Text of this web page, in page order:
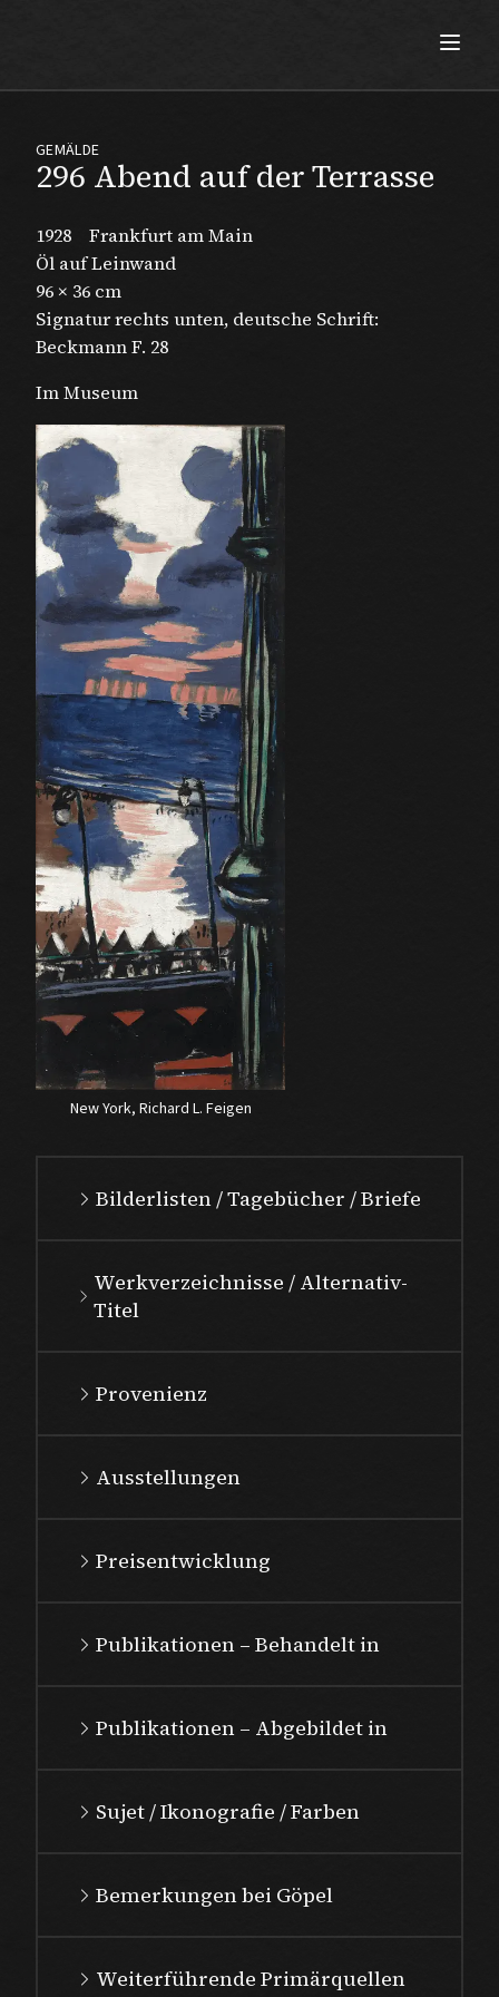
New York, Richard L. Feigen
296 Abend auf der Terrasse
GEMÄLDE
1928
Frankfurt am Main
Öl auf Leinwand
96 × 36 cm
Signatur rechts unten, deutsche Schrift:
Beckmann F. 28
Im Museum
Bilderlisten / Tagebücher / Briefe
Werkverzeichnisse / Alternativ-
Titel
Provenienz
Ausstellungen
Preisentwicklung
Publikationen – Behandelt in
Publikationen – Abgebildet in
Sujet / Ikonografie / Farben
Bemerkungen bei Göpel
Weiterführende Primärquellen